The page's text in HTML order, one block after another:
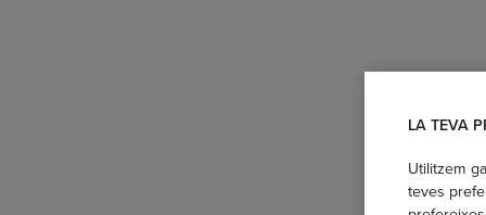
LA TEVA
Utilitzem
teves